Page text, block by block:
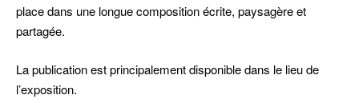
place dans une longue composition écrite, paysagère et
partagée.
La publication est principalement disponible dans le lieu de
l’exposition.